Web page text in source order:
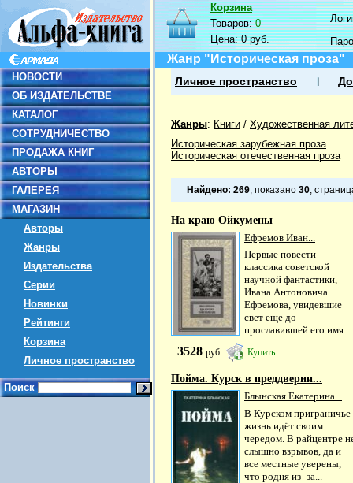
НОВОСТИ
ОБ ИЗДАТЕЛЬСТВЕ
КАТАЛОГ
СОТРУДНИЧЕСТВО
ПРОДАЖА КНИГ
АВТОРЫ
ГАЛЕРЕЯ
МАГАЗИН
Авторы
Жанры
Издательства
Серии
Новинки
Рейтинги
Корзина
Личное пространство
Поиск
Корзина
Товаров:0
Цена:0 руб.
Жанр "Историческая проза"
Личное пространство
Жанры: Книги / Художественная
Историческая зарубежная проза
Историческая отечественная проза
Найдено: 269, показано 30,
На краю Ойкумены
Ефремов Иван...
Первые повести
классика советской
научной фантастики,
Ивана Антоновича
Ефремова, увидевшие
свет еще до
прославившей его имя...
3528 руб Купить
Пойма. Курск в преддверии...
Блынская Екатерина...
В Курском приграничье
жизнь идёт своим
чередом. В райцентре
слышно взрывов, да и
все местные уверены,
что родня из- за...